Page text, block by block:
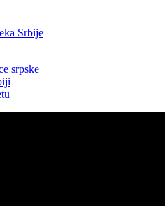
Srbije
srpske